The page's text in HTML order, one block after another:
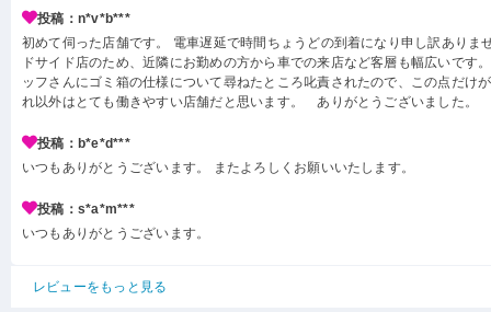
投稿：n*v*b***
初めて伺った店舗です。 電車遅延で時間ちょうどの到着になり申し訳ありま
ドサイド店のため、近隣にお勤めの方から車での来店など客層も幅広いです
ッフさんにゴミ箱の仕様について尋ねたところ叱責されたので、この点だけ
れ以外はとても働きやすい店舗だと思います。 ありがとうございました。
投稿：b*e*d***
いつもありがとうございます。 またよろしくお願いいたします。
投稿：s*a*m***
いつもありがとうございます。
レビューをもっと見る